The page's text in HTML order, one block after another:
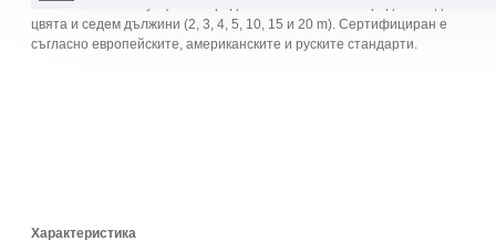
зависимост от ситуацията. Средството GRILLON се предлага в два
цвята и седем дължини (2, 3, 4, 5, 10, 15 и 20 m). Сертифициран е
съгласно европейските, американските и руските стандарти.
Характеристика